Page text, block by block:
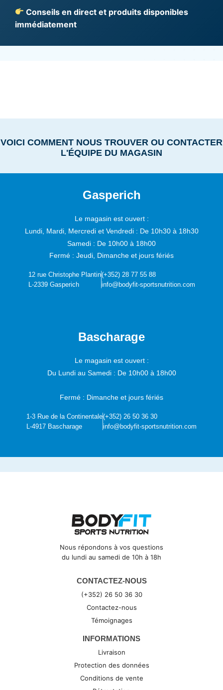
Conseils en direct et produits disponibles
immédiatement
VOICI COMMENT NOUS TROUVER OU CONTACTER
L'ÉQUIPE DU MAGASIN
Gasperich
Le magasin est ouvert :
Lundi, Mardi, Mercredi et Vendredi : De 10h30 à 18h30
Samedi : De 10h00 à 18h00
Fermé : Jeudi, Dimanche et jours fériés
12 rue Christophe Plantin
L-2339 Gasperich
(+352) 28 77 55 88
info@bodyfit-sportsnutrition.com
Bascharage
Le magasin est ouvert :
Du Lundi au Samedi : De 10h00 à 18h00
Fermé : Dimanche et jours fériés
1-3 Rue de la Continentale
L-4917 Bascharage
(+352) 26 50 36 30
info@bodyfit-sportsnutrition.com
Nous répondons à vos questions
du lundi au samedi de 10h à 18h
CONTACTEZ-NOUS
(+352) 26 50 36 30
Contactez-nous
Témoignages
INFORMATIONS
Livraison
Protection des données
Conditions de vente